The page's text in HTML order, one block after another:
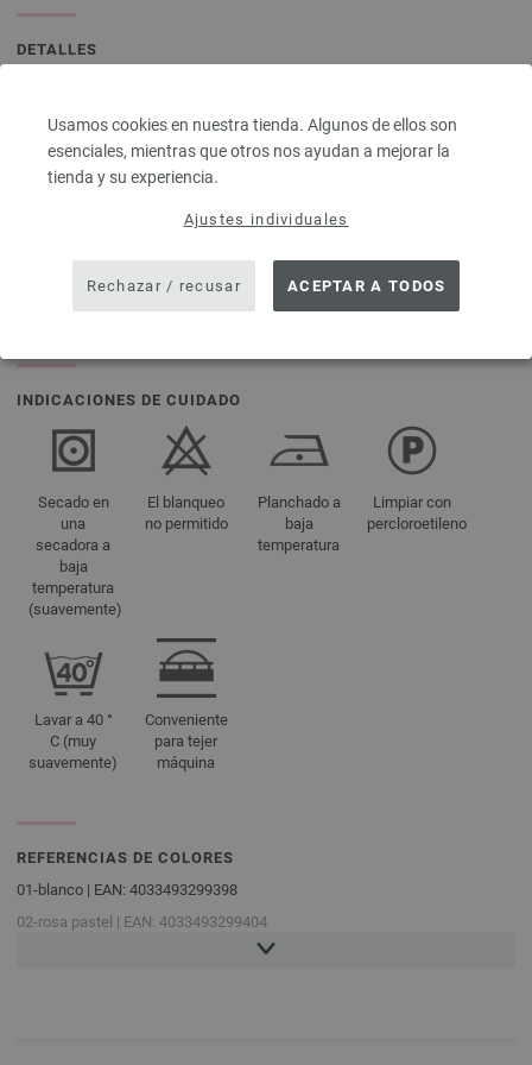
Usamos cookies en nuestra tienda. Algunos de ellos son
esenciales, mientras que otros nos ayudan a mejorar la
tienda y su experiencia.
Ajustes individuales
Rechazar / recusar ACEPTAR A TODOS
DETALLES
100 g
cada 100 g
2 - 3
10 x 10 cm
INDICACIONES DE CUIDADO
Secado en
una
secadora a
baja
temperatura
(suavemente)
El blanqueo
no permitido
Planchado a
baja
temperatura
Limpiar con
percloroetileno
Lavar a 40 °
C (muy
suavemente)
Conveniente
para tejer
máquina
REFERENCIAS DE COLORES
01-blanco | EAN: 4033493299398
02-rosa pastel | EAN: 4033493299404
03-clavel rosa | EAN: 4033493299411